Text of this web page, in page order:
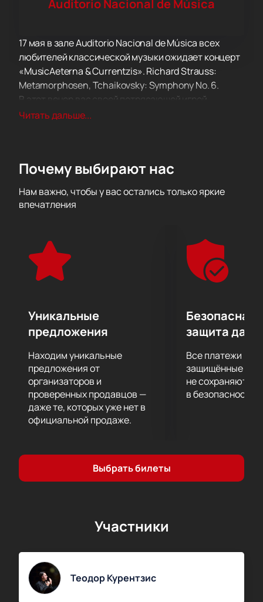
Auditorio Nacional de Música
17 мая в зале Auditorio Nacional de Música всех
любителей классической музыки ожидает концерт
«MusicAeterna & Currentzis». Richard Strauss:
Metamorphosen, Tchaikovsky: Symphony No. 6.
В этот вечер вас своей потрясающей игрой
порадуют настоящие виртуозы. В программе
Бетховена, Чайковского, Римского-Корсакова,
кинофильмов и спектаклей 20-го века, а также
эстрадные композиции в оригинальной
Все музыканты оркестра принимают активное
участие в его жизни, часто гастролируют не только
по России, но и за пределами нашей страны.
Музыканты часто заняты в театральных
оркестра не только классическая музыка, но и
эстрадные композиции, а также мелодии из
известных кинофильмов, ставшие мировыми
хитами.
Не пропустите этот потрясающий вечер
классической музыки в исполнении настоящих
виртуозов!
Читать дальше...
Почему выбирают нас
Нам важно, чтобы у вас остались только яркие
впечатления
Уникальные
предложения
Находим уникальные
предложения от
организаторов и
проверенных продавцов —
даже те, которых уже нет в
официальной продаже.
Безопасная
защита
Все платежи
защищённые
не сохраняются
в безопасности.
Выбрать билеты
Участники
Теодор Курентзис